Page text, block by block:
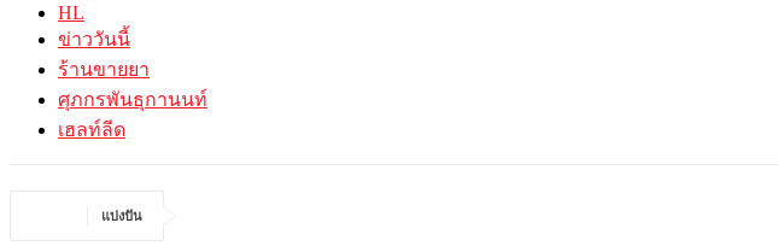
HL
ข่าววันนี้
ร้านขายยา
ศุภกรพันธุกานนท์
เฮลท์ลีด
แบ่งปัน